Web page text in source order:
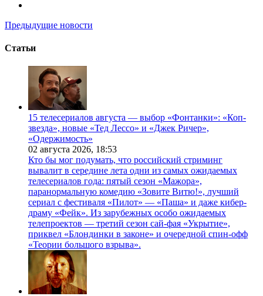
Предыдущие новости
Статьи
15 телесериалов августа — выбор «Фонтанки»: «Коп-
звезда», новые «Тед Лессо» и «Джек Ричер»,
«Одержимость»
02 августа 2026, 18:53
Кто бы мог подумать, что российский стриминг
вывалит в середине лета одни из самых ожидаемых
телесериалов года: пятый сезон «Мажора»,
паранормальную комедию «Зовите Витю!», лучший
сериал с фестиваля «Пилот» — «Паша» и даже кибер-
драму «Фейк». Из зарубежных особо ожидаемых
телепроектов — третий сезон сай-фая «Укрытие»,
приквел «Блондинки в законе» и очередной спин-офф
«Теории большого взрыва».